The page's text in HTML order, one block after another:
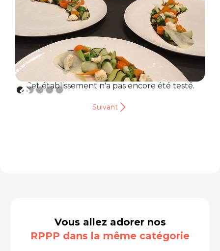
Cet établissement n'a pas encore été testé.
Suivant
Vous allez adorer nos
RPPP dans la même catégorie